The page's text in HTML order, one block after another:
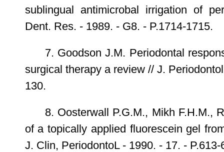
sublingual antimicrobal irrigation of
Dent. Res. - 1989. - G8. - P.1714-1715.
7. Goodson J.M. Periodontal
surgical therapy a review // J.
130.
8. Oosterwall P.G.M., Mikh F.H.M.,
of a topically applied fluorescein gel
J. Clin, PeriodontoL - 1990. - 17. - P.613-